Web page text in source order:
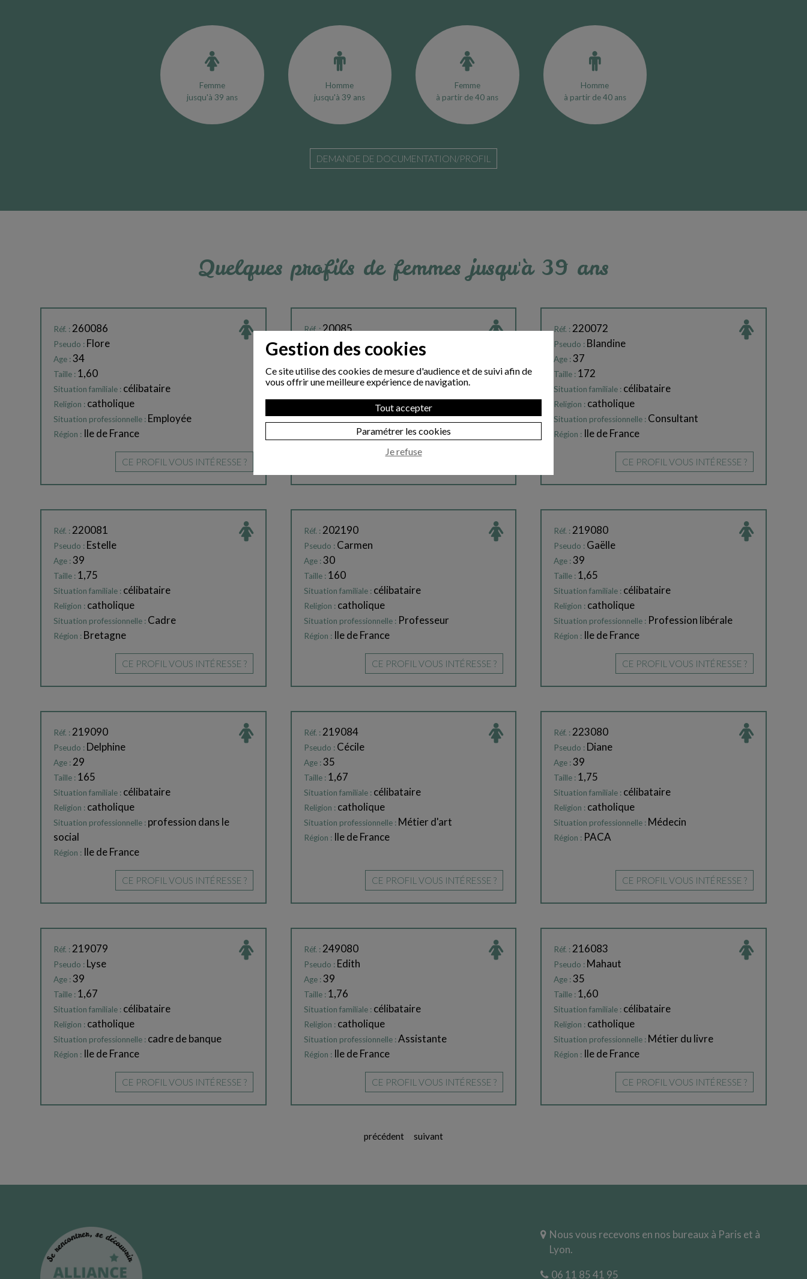
Femme
jusqu'à 39 ans
Homme
jusqu'à 39 ans
Femme
à partir de 40 ans
Homme
à partir de 40 ans
DEMANDE DE DOCUMENTATION/PROFIL
Quelques profils de femmes jusqu'à 39 ans
Réf. : 260086
Pseudo : Flore
Age :34
Taille : 1,60
Situation familiale : célibataire
Religion : catholique
Situation professionnelle : Employée
Région : Ile de France
CE PROFIL VOUS INTÉRESSE ?
Réf. :20085
Pseudo : Sidonie
35
Taille :172
célibataire
catholique
Situation professionnelle :Profession libérale
Ile de France
Réf. : 220072
Pseudo : Blandine
Age :37
Taille : 172
Situation familiale : célibataire
Religion : catholique
Situation professionnelle : Consultant
Région : Ile de France
CE PROFIL VOUS INTÉRESSE ?
Réf. : 220081
Pseudo : Estelle
Age :39
Taille : 1,75
Situation familiale : célibataire
Religion : catholique
Situation professionnelle : Cadre
Région : Bretagne
CE PROFIL VOUS INTÉRESSE ?
Réf. :202190
Pseudo :Carmen
Age :30
Taille :160
Situation familiale :célibataire
Religion :catholique
Situation professionnelle :Professeur
Région :Ile de France
CE PROFIL VOUS INTÉRESSE ?
Réf. : 219080
Pseudo : Gaëlle
Age :39
Taille : 1,65
Situation familiale : célibataire
Religion : catholique
Situation professionnelle : Profession libérale
Région : Ile de France
CE PROFIL VOUS INTÉRESSE ?
Réf. : 219090
Pseudo : Delphine
Age : 29
Taille : 165
Situation familiale : célibataire
Religion : catholique
Situation professionnelle : profession dans le
social
Région : Ile de France
CE PROFIL VOUS INTÉRESSE ?
Réf. :219084
Pseudo :Cécile
Age :35
Taille :1,67
Situation familiale :célibataire
Religion :catholique
Situation professionnelle :Métier d'art
Région :Ile de France
CE PROFIL VOUS INTÉRESSE ?
Réf. : 223080
Pseudo : Diane
Age :39
Taille : 1,75
Situation familiale : célibataire
Religion : catholique
Situation professionnelle : Médecin
Région : PACA
CE PROFIL VOUS INTÉRESSE ?
Réf. : 219079
Pseudo : Lyse
Age :39
Taille : 1,67
Situation familiale : célibataire
Religion : catholique
Situation professionnelle : cadre de banque
Région : Ile de France
CE PROFIL VOUS INTÉRESSE ?
Réf. :249080
Pseudo :Edith
Age :39
Taille :1,76
Situation familiale :célibataire
Religion :catholique
Situation professionnelle :Assistante
Région :Ile de France
CE PROFIL VOUS INTÉRESSE ?
Réf. : 216083
Pseudo : Mahaut
Age :35
Taille : 1,60
Situation familiale : célibataire
Religion : catholique
Situation professionnelle : Métier du livre
Région : Ile de France
CE PROFIL VOUS INTÉRESSE ?
précédent suivant
Nous vous recevons en nos bureaux à Paris et à
Lyon.
06 11 85 41 95
Gestion des cookies
Ce site utilise des cookies de mesure d'audience et de suivi afin de
vous offrir une meilleure expérience de navigation.
Tout accepter
Paramétrer les cookies
Je refuse